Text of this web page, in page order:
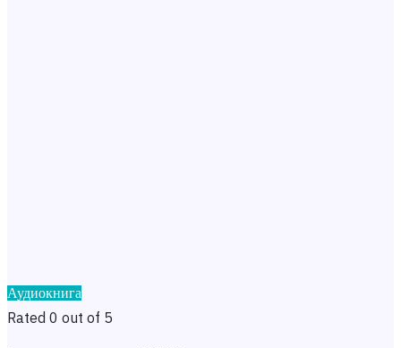
Аудиокнига
Rated 0 out of 5